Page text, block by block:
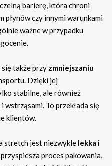
barierę, która chroni
płynów czy innymi warunkami
ważne w przypadku
także przy zmniejszaniu
Dzięki jej
stabilne, ale również
To przekłada się
klientów.
stretch jest niezwykle lekka i
proces pakowania,